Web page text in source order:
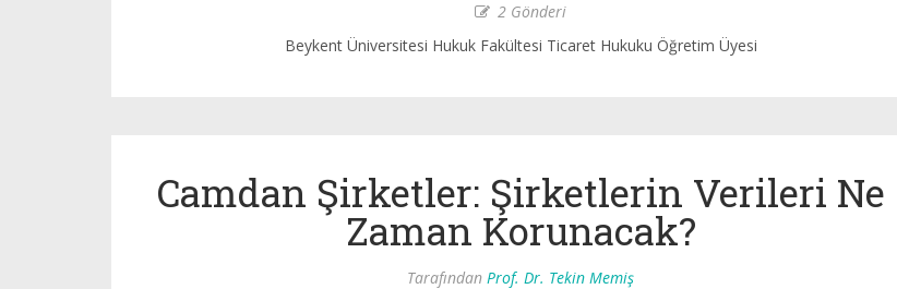
2 Gönderi
Beykent Üniversitesi Hukuk Fakültesi Ticaret Hukuku Öğretim Üyesi
Camdan Şirketler: Şirketlerin Verileri Ne
Zaman Korunacak?
Tarafından Prof. Dr. Tekin Memiş